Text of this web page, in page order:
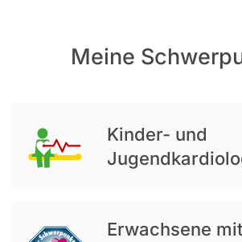
Meine
Kinder- und
Erwachsene mit